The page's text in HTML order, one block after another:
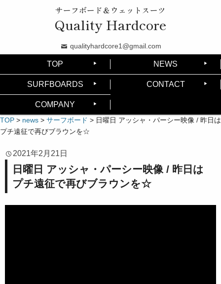
サーフボード＆ウェットスーツ
Quality Hardcore
qualityhardcore1@gmail.com
TOP NEWS
SURFBOARDS CONTACT
COMPANY
TOP > news > サーフボード > 日曜日 アッシャ・パーシー映像 / 昨日は
プチ遠征で再びブラウンを☆
2021年2月21日
日曜日 アッシャ・パーシー映像 / 昨日は
プチ遠征で再びブラウンを☆